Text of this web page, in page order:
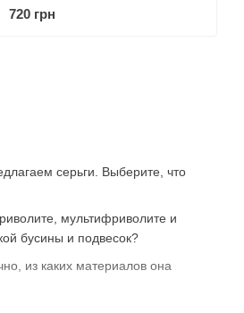
серьги. Выберите, что
мультифриволите и
бусины и подвесок?
из каких материалов она
720 грн